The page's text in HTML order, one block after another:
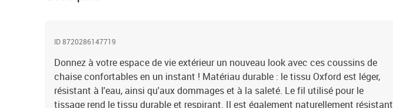
ID 8720286147719
Donnez à votre espace de vie extérieur un nouveau look avec ces coussins de
chaise confortables en un instant ! Matériau durable : le tissu Oxford est léger,
résistant à l'eau, ainsi qu'aux dommages et à la saleté. Le fil utilisé pour le
tissage rend le tissu durable et respirant. Il est également naturellement résistant